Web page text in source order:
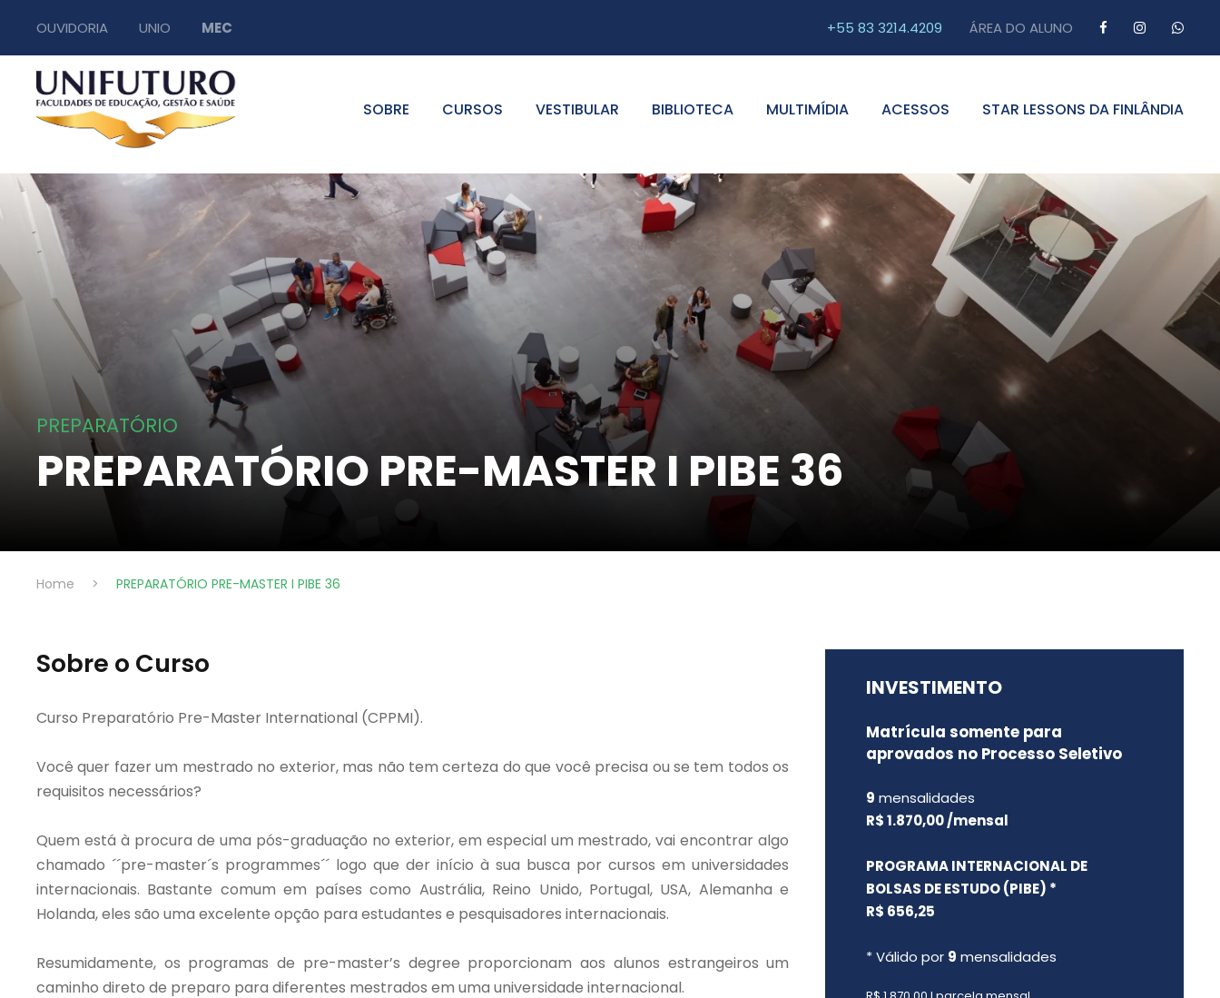
OUVIDORIA UNIO MEC +55 83 3214.4209 ÁREA DO ALUNO
SOBRE CURSOS VESTIBULAR BIBLIOTECA MULTIMÍDIA ACESSOS STAR LESSONS DA FINLÂNDIA
PREPARATÓRIO
PREPARATÓRIO PRE-MASTER I PIBE 36
Home > PREPARATÓRIO PRE-MASTER I PIBE 36
Sobre o Curso
Curso Preparatório Pre-Master International (CPPMI).
Você quer fazer um mestrado no exterior, mas não tem certeza do que você precisa ou se tem todos os
requisitos necessários?
Quem está à procura de uma pós-graduação no exterior, em especial um mestrado, vai encontrar algo
chamado ´´pre-master´s programmes´´ logo que der início à sua busca por cursos em universidades
internacionais. Bastante comum em países como Austrália, Reino Unido, Portugal, USA, Alemanha e
Holanda, eles são uma excelente opção para estudantes e pesquisadores internacionais.
Resumidamente, os programas de pre-master’s degree proporcionam aos alunos estrangeiros um
caminho direto de preparo para diferentes mestrados em uma universidade internacional.
INVESTIMENTO
Matrícula somente para
aprovados no Processo Seletivo
9 mensalidades
R$ 1.870,00 /mensal
PROGRAMA INTERNACIONAL DE
BOLSAS DE ESTUDO (PIBE) *
R$ 656,25
* Válido por 9 mensalidades